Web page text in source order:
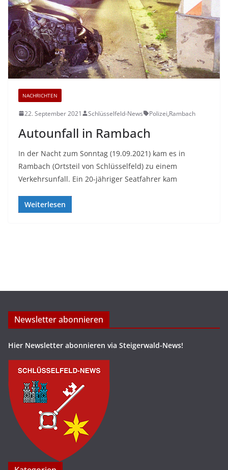
NACHRICHTEN
22. September 2021 Schlüsselfeld-News Polizei,Rambach
Autounfall in Rambach
In der Nacht zum Sonntag (19.09.2021) kam es in
Rambach (Ortsteil von Schlüsselfeld) zu einem
Verkehrsunfall. Ein 20-jähriger Seatfahrer kam
Weiterlesen
Newsletter abonnieren
Hier Newsletter abonnieren via Steigerwald-News!